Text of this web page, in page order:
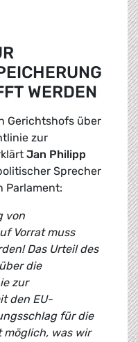
WERDEN
Gerichtshofs über
zur
Jan Philipp
Sprecher
Parlament:
von
Vorrat muss
Das Urteil des
die
zur
den EU-
für die
möglich, was wir